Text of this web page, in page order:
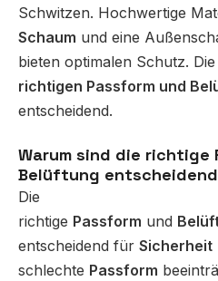
Schwitzen. Hochwertige
Schaum und eine
bieten optimalen Schutz. Die
richtigen Passform und
entscheidend.
Warum sind die richtige
Belüftung
Die
richtige Passform und
entscheidend für Sicherheit
schlechte Passform